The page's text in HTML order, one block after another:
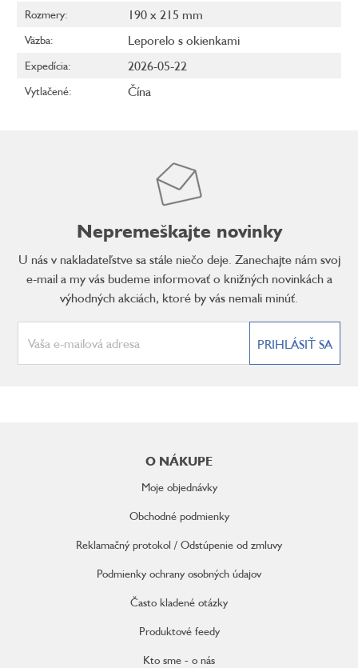
Rozmery: 190 x 215 mm
Väzba: Leporelo s okienkami
Expedícia: 2026-05-22
Vytlačené: Čína
Nepremeškajte novinky
U nás v nakladateľstve sa stále niečo deje. Zanechajte nám svoj
e-mail a my vás budeme informovať o knižných novinkách a
výhodných akciách, ktoré by vás nemali minúť.
PRIHLÁSIŤ SA
O NÁKUPE
Moje objednávky
Obchodné podmienky
Reklamačný protokol / Odstúpenie od zmluvy
Podmienky ochrany osobných údajov
Často kladené otázky
Produktové feedy
Kto sme - o nás